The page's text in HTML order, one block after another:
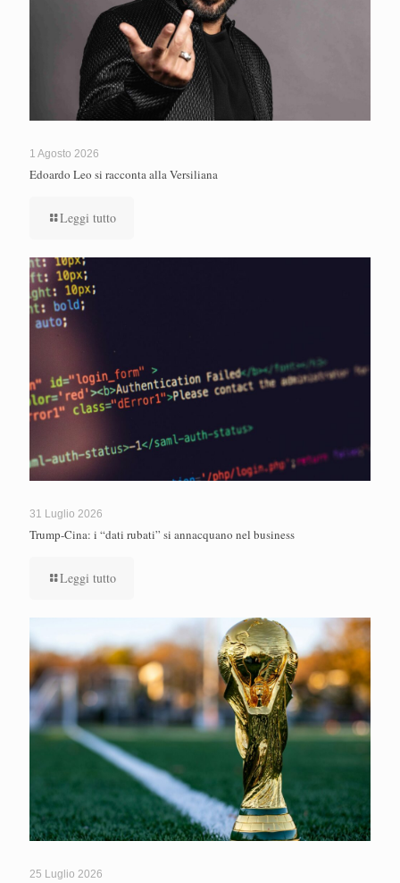
1 Agosto 2026
Edoardo Leo si racconta alla Versiliana
Leggi tutto
31 Luglio 2026
Trump-Cina: i “dati rubati” si annacquano nel business
Leggi tutto
25 Luglio 2026